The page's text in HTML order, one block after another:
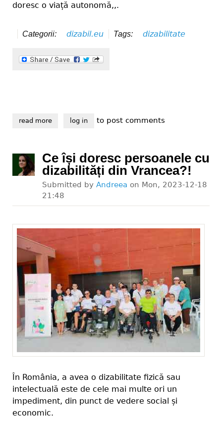
doresc o viață autonomă,,.
Categorii: dizabil.eu Tags: dizabilitate
read moreabout vrâncenii cu dizabilități își doresc o viață
log in to post comments
Ce își doresc persoanele cu
dizabilități din Vrancea?!
Submitted by Andreea on Mon, 2023-12-18
21:48
În România, a avea o dizabilitate fizică sau
intelectuală este de cele mai multe ori un
impediment, din punct de vedere social și
economic.